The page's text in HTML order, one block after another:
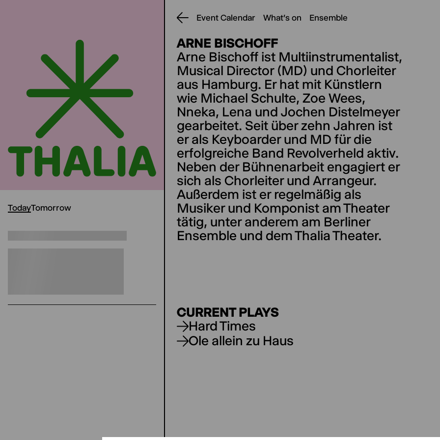
TodayTomorrow
Event Calendar What's on Ensemble
ARNE BISCHOFF
Arne Bischoff ist Multiinstrumentalist,
Musical Director (MD) und Chorleiter
aus Hamburg. Er hat mit Künstlern
wie Michael Schulte, Zoe Wees,
Nneka, Lena und Jochen Distelmeyer
gearbeitet. Seit über zehn Jahren ist
er als Keyboarder und MD für die
erfolgreiche Band Revolverheld aktiv.
Neben der Bühnenarbeit engagiert er
sich als Chorleiter und Arrangeur.
Außerdem ist er regelmäßig als
Musiker und Komponist am Theater
tätig, unter anderem am Berliner
Ensemble und dem Thalia Theater.
CURRENT PLAYS
Hard Times
Ole allein zu Haus